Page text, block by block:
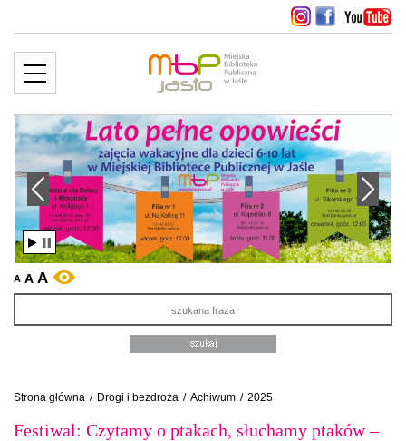
MENU
slajd Następny slajd
A A A WERSJA KONTRASTOWA
Strona główna / Drogi i bezdroża / Achiwum / 2025
Festiwal: Czytamy o ptakach, słuchamy ptaków –